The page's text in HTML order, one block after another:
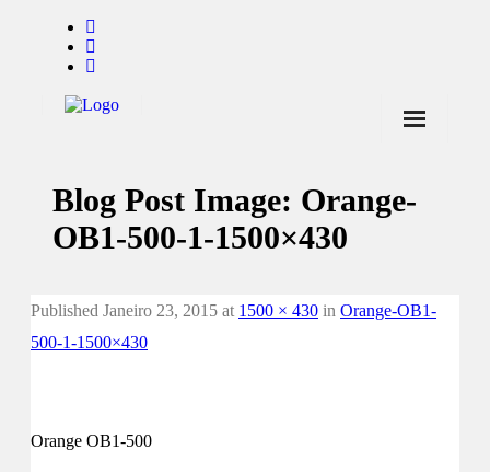
Notícias
Marcas
Pontos de Venda
Blog Post Image: Orange-
OB1-500-1-1500×430
Published Janeiro 23, 2015 at 1500 × 430 in Orange-OB1-
500-1-1500×430
Orange OB1-500